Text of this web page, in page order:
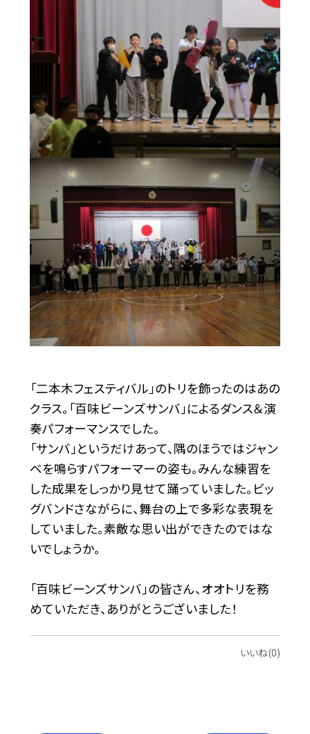
「二本木フェスティバル」のトリを飾ったのはあの
クラス。「百味ビーンズサンバ」によるダンス＆演
奏パフォーマンスでした。
「サンバ」というだけあって、隅のほうではジャン
ベを鳴らすパフォーマーの姿も。みんな練習を
した成果をしっかり見せて踊っていました。ビッ
グバンドさながらに、舞台の上で多彩な表現を
していました。素敵な思い出ができたのではな
いでしょうか。
「百味ビーンズサンバ」の皆さん、オオトリを務
めていただき、ありがとうございました！
いいね(0)